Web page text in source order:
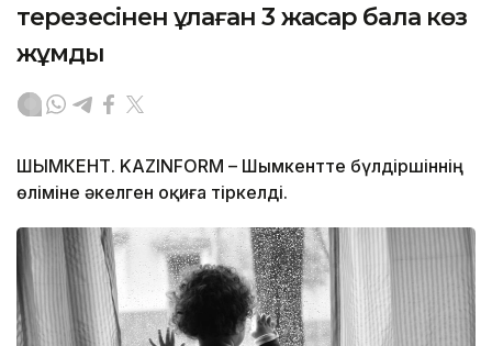
терезесінен құлаған 3 жасар бала көз
жұмды
ШЫМКЕНТ. KAZINFORM – Шымкентте бүлдіршіннің
өліміне әкелген оқиға тіркелді.